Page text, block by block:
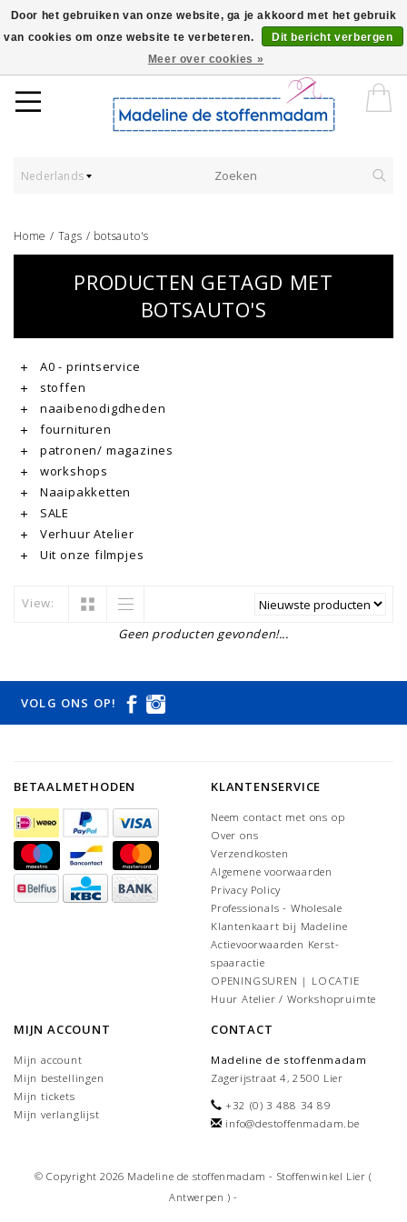
Worldwide Shipping - Onze stoffen worden verkocht per 10 cm.
Nederlands
Home / Tags / botsauto's
PRODUCTEN GETAGD MET
BOTSAUTO'S
A0 - printservice
stoffen
naaibenodigdheden
fournituren
patronen/ magazines
workshops
Naaipakketten
SALE
Verhuur Atelier
Uit onze filmpjes
View:
Geen producten gevonden!...
VOLG ONS OP!
BETAALMETHODEN KLANTENSERVICE
Neem contact met ons op
Over ons
Verzendkosten
Algemene voorwaarden
Privacy Policy
Professionals - Wholesale
Klantenkaart bij Madeline
Actievoorwaarden Kerst-
spaaractie
OPENINGSUREN | LOCATIE
Huur Atelier / Workshopruimte
MIJN ACCOUNT
Mijn account
Mijn bestellingen
Mijn tickets
Mijn verlanglijst
CONTACT
Madeline de stoffenmadam
Zagerijstraat 4, 2500 Lier
+32 (0) 3 488 34 89
info@destoffenmadam.be
© Copyright 2026 Madeline de stoffenmadam - Stoffenwinkel Lier (
Antwerpen ) -
Door het gebruiken van onze website, ga je akkoord met het gebruik
van cookies om onze website te verbeteren.
Dit bericht verbergen
Meer over cookies »